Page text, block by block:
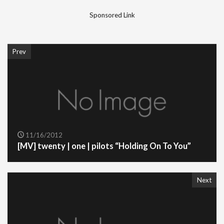
Sponsored Link
Prev
11/16/2012
[MV] twenty | one | pilots “Holding On To You”
Next